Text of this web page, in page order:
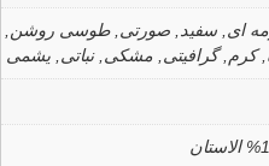
ای, سفید, صورتی, طوسی روشن,
کرم, گرافیتی, مشکی, نباتی, یشمی